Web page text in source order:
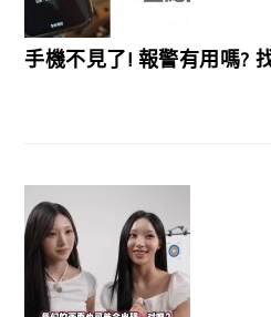
手機不見了! 報警有用嗎?